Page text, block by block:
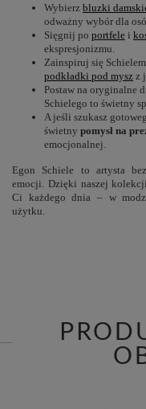
Wybierz bluzki
odważny wybór dla
Sięgnij po portfele i
ekspresjonizmu.
Zainspiruj się
podkładki pod mysz z
Postaw na oryginalne
Schielego to świetny
A jeśli szukasz
świetny pomysł na
emocjonalnej.
Egon Schiele to artysta
emocji. Dzięki naszej
Ci każdego dnia – w
użytku.